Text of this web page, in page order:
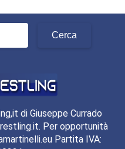
di Giuseppe Currado
Per opportunità
Partita IVA: